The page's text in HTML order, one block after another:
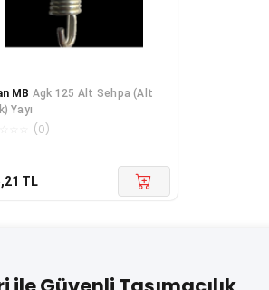
MB Agk 125 Alt Sehpa (Alt
Yayı
(0)
TL